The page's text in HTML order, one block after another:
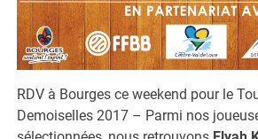
RDV à Bourges ce weekend pour le
Demoiselles 2017 – Parmi nos